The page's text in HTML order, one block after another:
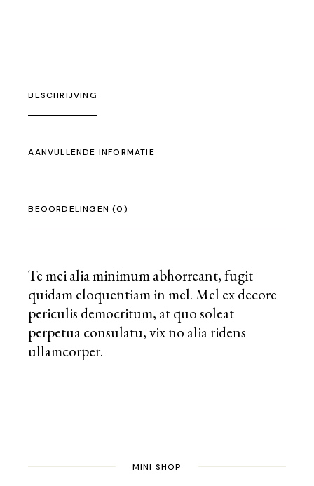
BESCHRIJVING
AANVULLENDE INFORMATIE
BEOORDELINGEN (0)
Te mei alia minimum abhorreant, fugit
quidam eloquentiam in mel. Mel ex decore
periculis democritum, at quo soleat
perpetua consulatu, vix no alia ridens
ullamcorper.
MINI SHOP